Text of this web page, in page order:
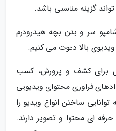
شامپو سر و بدن بچه هیدرودرم
برای کشف و پرورش، کسب
فراوری محتوای ویدیویی
ساختن انواع ویدیو را
حرفه ای محتوا و تصویر دارند.